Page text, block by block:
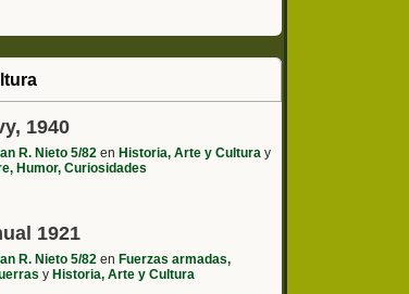
1940
R. Nieto 5/82 en Historia, Arte y Cultura y
Humor, Curiosidades
1921
R. Nieto 5/82 en Fuerzas armadas,
y Historia, Arte y Cultura